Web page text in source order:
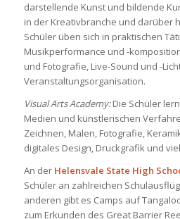
darstellende Kunst und bildende
in der Kreativbranche und darüber
Schüler üben sich in praktischen
Musikperformance und -
und Fotografie, Live-Sound und -
Veranstaltungsorganisation.
Visual Arts Academy:Die Schüler
Medien und künstlerischen
Zeichnen, Malen, Fotografie,
digitales Design, Druckgrafik und
An der Helensvale State High
Schüler an zahlreichen
anderen gibt es Camps auf
zum Erkunden des Great Barrier